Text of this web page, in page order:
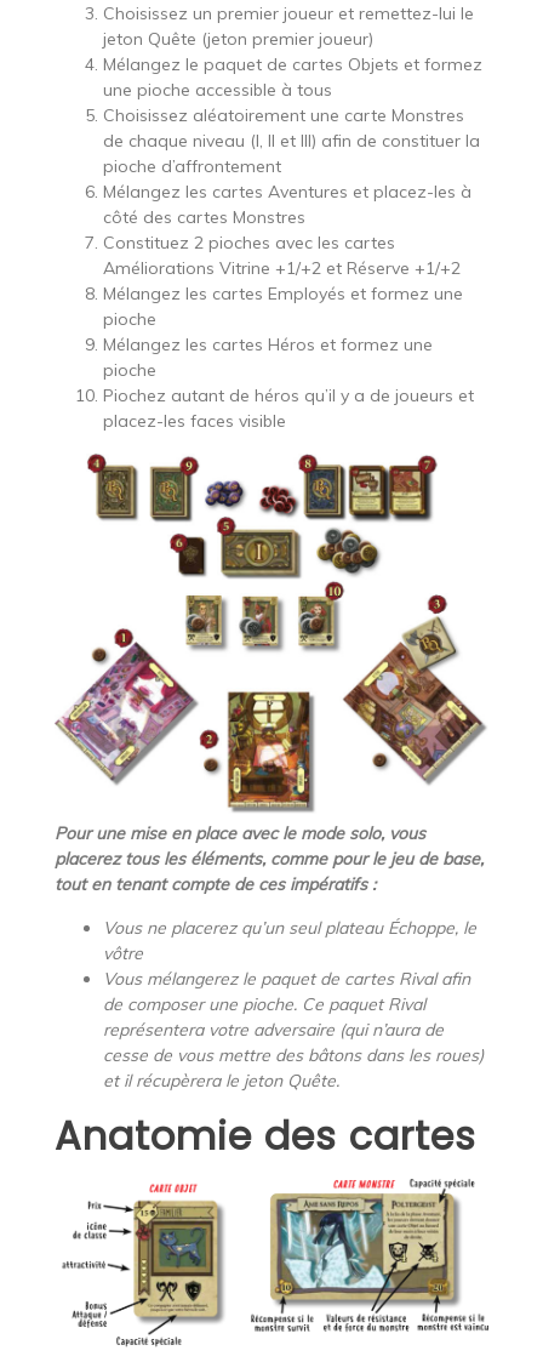
Choisissez un premier joueur et remettez-lui le
jeton Quête (jeton premier joueur)
Mélangez le paquet de cartes Objets et formez
une pioche accessible à tous
Choisissez aléatoirement une carte Monstres
de chaque niveau (I, II et III) afin de constituer la
pioche d’affrontement
Mélangez les cartes Aventures et placez-les à
côté des cartes Monstres
Constituez 2 pioches avec les cartes
Améliorations Vitrine +1/+2 et Réserve +1/+2
Mélangez les cartes Employés et formez une
pioche
Mélangez les cartes Héros et formez une
pioche
Piochez autant de héros qu’il y a de joueurs et
placez-les faces visible
Pour une mise en place avec le mode solo, vous
placerez tous les éléments, comme pour le jeu de base,
tout en tenant compte de ces impératifs :
Vous ne placerez qu’un seul plateau Échoppe, le
vôtre
Vous mélangerez le paquet de cartes Rival afin
de composer une pioche. Ce paquet Rival
représentera votre adversaire (qui n’aura de
cesse de vous mettre des bâtons dans les roues)
et il récupèrera le jeton Quête.
Anatomie des cartes